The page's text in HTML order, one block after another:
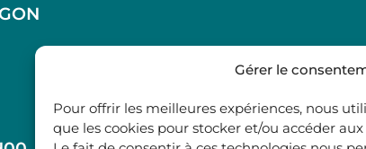
Gérer le
Pour offrir les meilleures expériences, nous
que les cookies pour stocker et/ou accéder